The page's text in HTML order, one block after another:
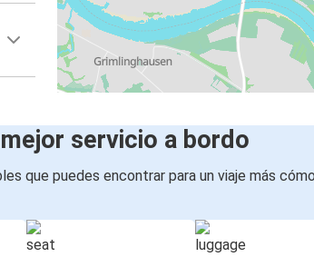
servicio a bordo
que puedes encontrar para un viaje más